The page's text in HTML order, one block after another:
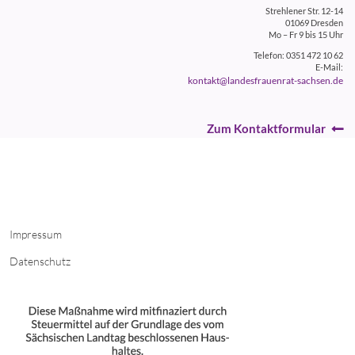
Strehlener Str. 12-14
01069 Dresden
Mo – Fr 9 bis 15 Uhr
Telefon: 0351 472 10 62
E-Mail:
kontakt@landesfrauenrat-sachsen.de
Zum Kontaktformular
Impressum
Datenschutz